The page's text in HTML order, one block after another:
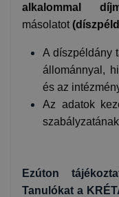
alkalommal
másolatot
A díszpéldány
állománnyal,
és az
Az adatok
Ezúton
Tanulókat a